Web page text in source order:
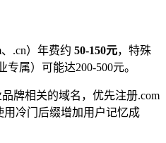
.cn）年费约 50-150元，特殊
专属）可能达200-500元。
牌相关的域名，优先注册.com
用冷门后缀增加用户记忆成